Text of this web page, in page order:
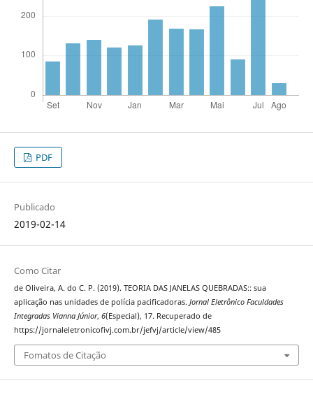
PDF
Publicado
2019-02-14
Como Citar
de Oliveira, A. do C. P. (2019). TEORIA DAS JANELAS QUEBRADAS:: sua
aplicação nas unidades de polícia pacificadoras. Jornal Eletrônico Faculdades
Integradas Vianna Júnior, 6(Especial), 17. Recuperado de
https://jornaleletronicofivj.com.br/jefvj/article/view/485
Fomatos de Citação